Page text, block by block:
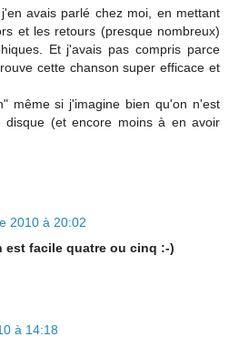
avais parlé chez moi, en mettant
et les retours (presque nombreux)
Et j'avais pas compris parce
cette chanson super efficace et
même si j'imagine bien qu'on n'est
disque (et encore moins à en avoir
2010 à 20:02
est facile quatre ou cinq :-)
à 14:18